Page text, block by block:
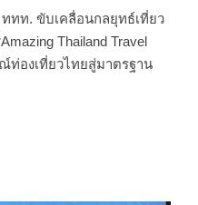
ททท. ขับเคลื่อนกลยุทธ์เที่ยว
Thailand Travel
ท่องเที่ยวไทยสู่มาตรฐาน